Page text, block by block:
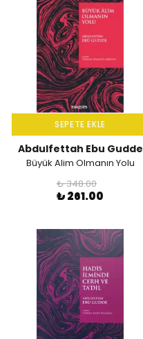
SEPETE EKLE
Abdulfettah Ebu Gudde
Büyük Alim Olmanın Yolu
₺ 348.00
₺ 261.00